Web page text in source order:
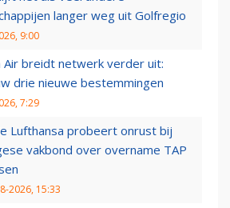
langer weg uit Golfregio
9:00
Air breidt netwerk verder uit:
drie nieuwe bestemmingen
7:29
Lufthansa probeert onrust bij
vakbond over overname TAP
2026, 15:33